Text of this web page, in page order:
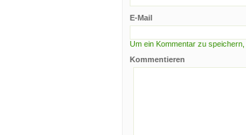
E-Mail
Um ein Kommentar zu
Kommentieren